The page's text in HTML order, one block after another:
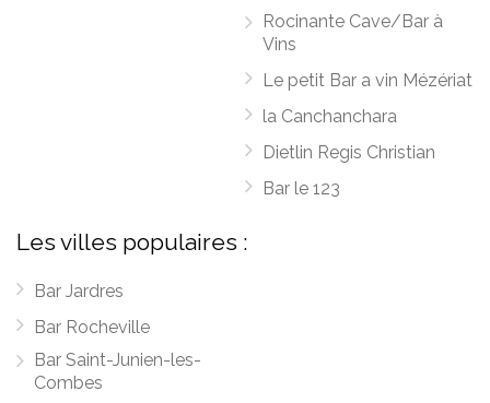
Rocinante Cave/Bar à
Vins
Le petit Bar a vin Mézériat
la Canchanchara
Dietlin Regis Christian
Bar le 123
Les villes populaires :
Bar Jardres
Bar Rocheville
Bar Saint-Junien-les-
Combes